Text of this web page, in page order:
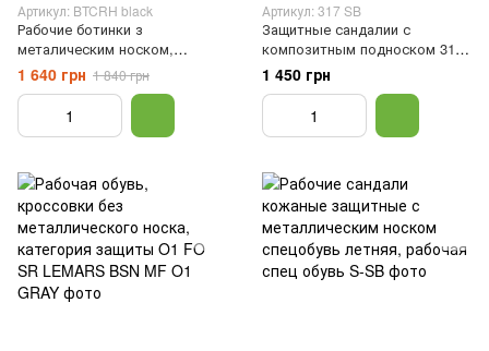
Артикул: BTCRH black
Рабочие ботинки з
металическим носком,
защитные демисезонная
специальная обувь, рабочая
обувь, Черный, 43
1 640 грн 1 840 грн
Артикул: 317 SB
Защитные сандалии с
композитным подноском 317
SB, 47
1 450 грн